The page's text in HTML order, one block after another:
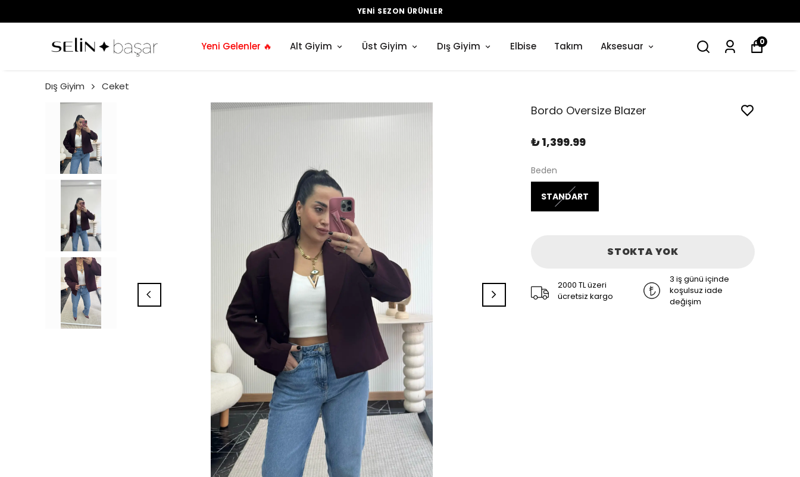
YENI SEZON ÜRÜNLER
Yeni Gelenler 🔥 Alt Giyim Üst Giyim Dış Giyim Elbise Takım Aksesuar 0
Dış Giyim Ceket
Bordo Oversize Blazer
₺ 1,399.99
Beden
STANDART
STOKTA YOK
2000 TL üzeri
ücretsiz kargo
3 iş günü içinde
koşulsuz iade
değişim